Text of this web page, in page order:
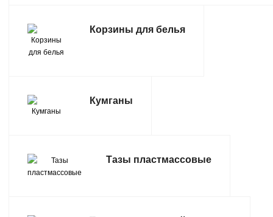
Корзины для белья
Кумганы
Тазы пластмассовые